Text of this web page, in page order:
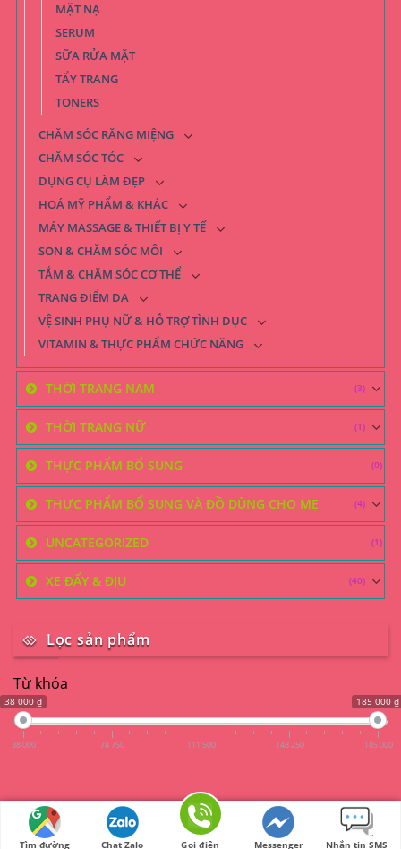
MẶT NẠ
SERUM
SỮA RỬA MẶT
TẨY TRANG
TONERS
CHĂM SÓC RĂNG MIỆNG
CHĂM SÓC TÓC
DỤNG CỤ LÀM ĐẸP
HOÁ MỸ PHẨM & KHÁC
MÁY MASSAGE & THIẾT BỊ Y TẾ
SON & CHĂM SÓC MÔI
TẮM & CHĂM SÓC CƠ THỂ
TRANG ĐIỂM DA
VỆ SINH PHỤ NỮ & HỖ TRỢ TÌNH DỤC
VITAMIN & THỰC PHẨM CHỨC NĂNG
THỜI TRANG NAM (3)
THỜI TRANG NỮ (1)
THỰC PHẨM BỔ SUNG (0)
THỰC PHẨM BỔ SUNG VÀ ĐỒ DÙNG CHO MẸ (4)
UNCATEGORIZED (1)
XE ĐẨY & ĐỊU (40)
Lọc sản phẩm
Từ khóa
38 000 ₫ 185 000 ₫
38 000 74 750 111 500 148 250 185 000
2026 ©
Unmei - 904/31 Nguyễn Kiệm, Phường 3, Quận Gò
Vấp
Tìm đường Chat Zalo Gọi điện Messenger Nhắn tin SMS